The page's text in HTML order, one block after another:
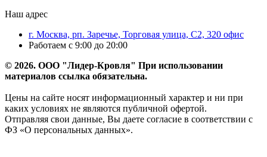
Наш адрес
г. Москва, рп. Заречье, Торговая улица, С2, 320 офис
Работаем с 9:00 до 20:00
© 2026. ООО "Лидер-Кровля" При использовании
материалов ссылка обязательна.
Цены на сайте носят информационный характер и ни при
каких условиях не являются публичной офертой.
Отправляя свои данные, Вы даете согласие в соответствии с
ФЗ «О персональных данных».